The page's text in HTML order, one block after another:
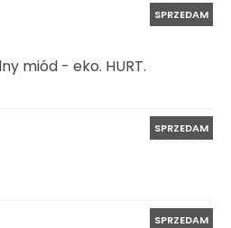
SPRZEDAM
miód - eko. HURT.
SPRZEDAM
SPRZEDAM